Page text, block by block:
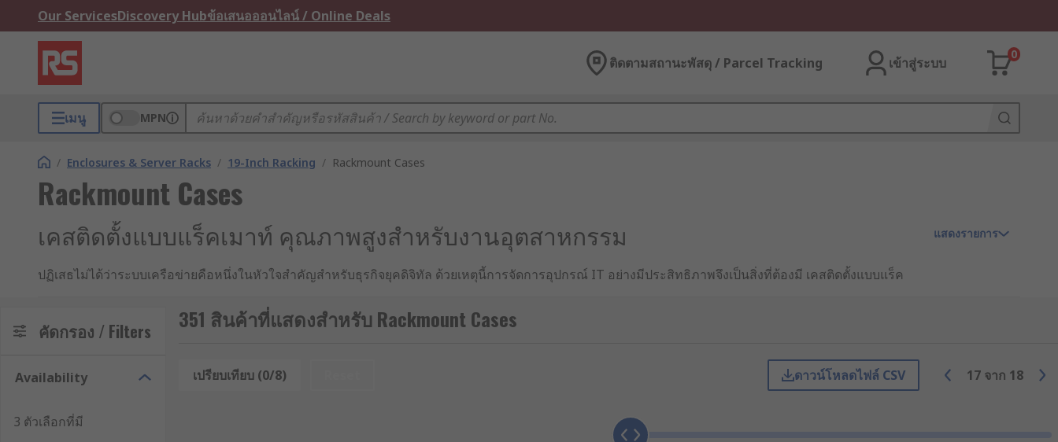
Our ServicesDiscovery Hubข้อเสนอออนไลน์ / Online Deals
ติดตามสถานะพัสดุ / Parcel Tracking เข้าสู่ระบบ
0
เมนู MPN
/ Enclosures & Server Racks / 19-Inch Racking / Rackmount Cases
Rackmount Cases
เคสติดตั้งแบบแร็คเมาท์ คุณภาพสูงสำหรับงานอุตสาหกรรม
ปฏิเสธไม่ได้ว่าระบบเครือข่ายคือหนึ่งในหัวใจสำคัญสำหรับธุรกิจยุคดิจิทัล ด้วยเหตุนี้การจัดการอุปกรณ์ IT อย่างมีประสิทธิภาพจึงเป็นสิ่งที่ต้องมี เคสติดตั้งแบบแร็ค
เคสติดตั้งแบบแร็คเมาท์คืออะไร ?
เคสแร็คเมาท์ คือโครงสร้างตัวเครื่องเฉพาะทางที่ออกแบบมาเพื่อรองรับระบบคอมพิวเตอร์ เซิร์ฟเวอร์ และอุปกรณ์อิเล็กทรอนิกส์อื่น ๆ โดยเป็นไปตามมาตรฐานตู้แร็ค
ขนาด 19 นิ้ว เคสประเภทนี้ช่วยปกป้องส่วนประกอบภายใน เช่น เมนบอร์ด ฮาร์ดไดรฟ์ แหล่งจ่ายไฟ และระบบระบายความร้อน อีกทั้งยังออกแบบมาเพื่อป้องกันการ
รบกวนระหว่างโมดูลเซิร์ฟเวอร์มาตรฐาน นอกจากนี้ยังช่วยประหยัดพื้นที่ ทำให้การจัดการสายเคเบิลเป็นระเบียบ และมักมาพร้อมกับฟีเจอร์เสริม เช่น ช่องโมดูลาร์และ
ระบบระบายความร้อนที่ดีขึ้น ซึ่งช่วยเพิ่มประสิทธิภาพของระบบและรองรับการขยายตัวในอนาคต
แสดงรายการ
คัดกรอง / Filters
Availability
3 ตัวเลือกที่มี
351 สินค้าที่แสดงสำหรับ Rackmount Cases
เปรียบเทียบ (0/8) ดาวน์โหลดไฟล์ CSV 17 จาก 18